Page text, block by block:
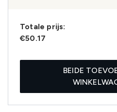
Totale prijs:
€50.17
BEIDE